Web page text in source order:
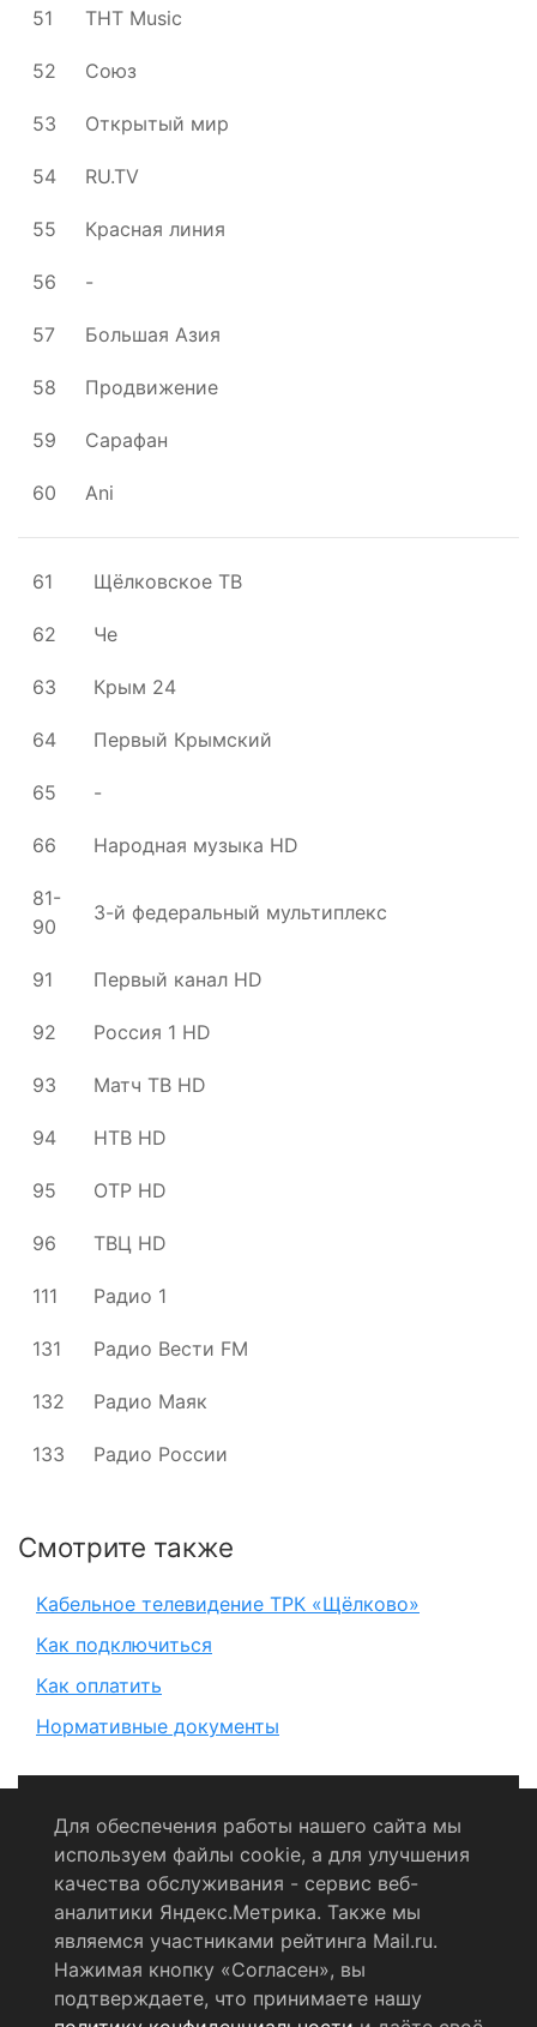
51 ТНТ Music
52 Союз
53 Открытый мир
54 RU.TV
55 Красная линия
56 -
57 Большая Азия
58 Продвижение
59 Сарафан
60 Ani
61 Щёлковское ТВ
62 Че
63 Крым 24
64 Первый Крымский
65 -
66 Народная музыка HD
81-
90
3-й федеральный мультиплекс
91 Первый канал HD
92 Россия 1 HD
93 Матч ТВ HD
94 НТВ HD
95 ОТР HD
96 ТВЦ HD
111 Радио 1
131 Радио Вести FM
132 Радио Маяк
133 Радио России
Смотрите также
Кабельное телевидение ТРК «Щёлково»
Как подключиться
Как оплатить
Нормативные документы
Политика конфиденциальности
Согласие на обработку персональных данных
RSS-лента
Для обеспечения работы нашего сайта мы
используем файлы cookie, а для улучшения
качества обслуживания - сервис веб-
аналитики Яндекс.Метрика. Также мы
являемся участниками рейтинга Mail.ru.
Нажимая кнопку «Согласен», вы
подтверждаете, что принимаете нашу